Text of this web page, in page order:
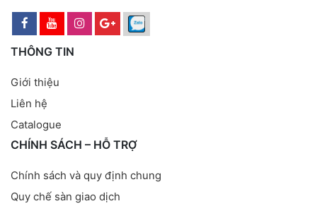
THÔNG TIN
Giới thiệu
Liên hệ
Catalogue
CHÍNH SÁCH – HỖ TRỢ
Chính sách và quy định chung
Quy chế sàn giao dịch